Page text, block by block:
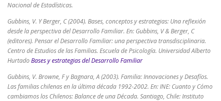
Nacional de Estadísticas.
Gubbins, V. Y Berger, C (2004). Bases, conceptos y estrategias: Una reflexión
desde la perspectiva del Desarrollo Familiar. En: Gubbins, V & Berger, C
(editores). Pensar el Desarrollo Familiar: una perspectiva transdisciplinaria.
Centro de Estudios de las Familias. Escuela de Psicología. Universidad Alberto
HurtadoBases y estrategias del Desarrollo Familiar
Gubbins, V. Browne, F y Bagnara, A (2003). Familia: Innovaciones y Desafíos.
Las familias chilenas en la última década 1992-2002. En: INE: Cuanto y Cómo
cambiamos los Chilenos: Balance de una Década. Santiago, Chile: Instituto